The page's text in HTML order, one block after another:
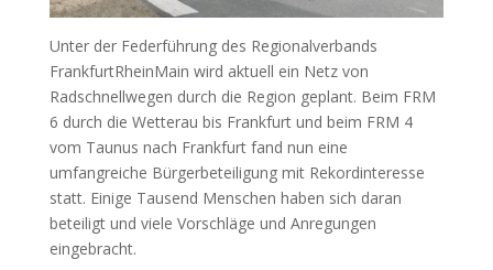
Unter der Federführung des Regionalverbands
FrankfurtRheinMain wird aktuell ein Netz von
Radschnellwegen durch die Region geplant. Beim FRM
6 durch die Wetterau bis Frankfurt und beim FRM 4
vom Taunus nach Frankfurt fand nun eine
umfangreiche Bürgerbeteiligung mit Rekordinteresse
statt. Einige Tausend Menschen haben sich daran
beteiligt und viele Vorschläge und Anregungen
eingebracht.